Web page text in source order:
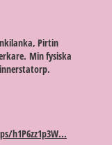
Pirtin
Min fysiska
h1P6zz1p3W...